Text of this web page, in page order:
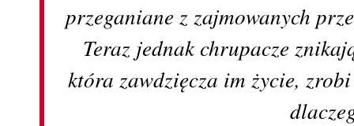
przeganiane z zajmowanych
Teraz jednak chrupacze
która zawdzięcza im życie,